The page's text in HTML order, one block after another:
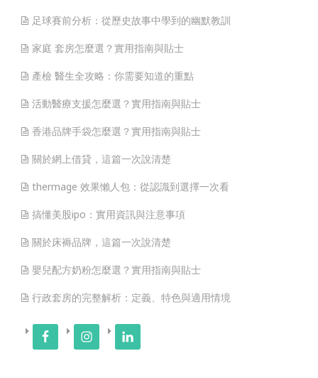
足球賽前分析：從歷史故事中學到的幽默教訓
家庭 套房怎麼選？實用指南與貼士
產檢 醫生全攻略：你需要知道的重點
活動醫療支援怎麼選？實用指南與貼士
香港品牌手袋怎麼選？實用指南與貼士
關於網上借貸，這篇一次說清楚
thermage 效果懶人包：從認識到選擇一次看
搞懂美股ipo：實用資訊與注意事項
關於床褥品牌，這篇一次說清楚
嬰兒配方奶粉怎麼選？實用指南與貼士
行政套房的完整解析：定義、特色與適用情境